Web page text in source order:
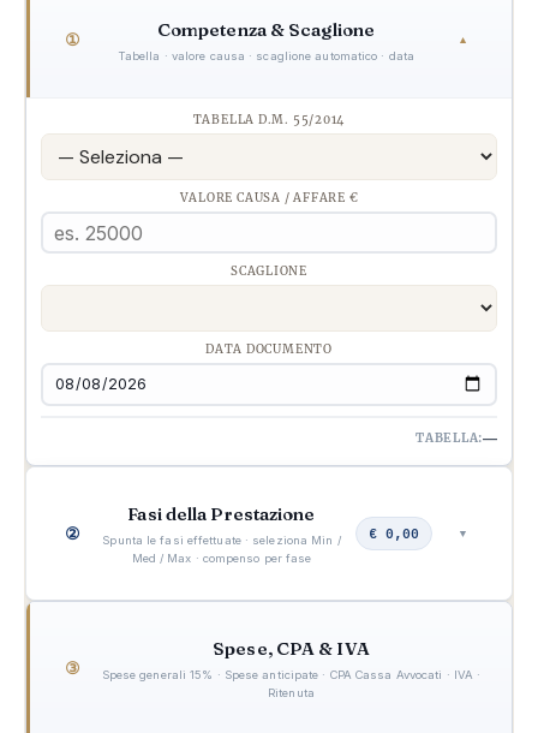
① Competenza & Scaglione
Tabella · valore causa · scaglione automatico · data
▼
TABELLA D.M. 55/2014
VALORE CAUSA / AFFARE €
SCAGLIONE
DATA DOCUMENTO
TABELLA:—
②
Fasi della Prestazione
Spunta le fasi effettuate · seleziona Min /
Med / Max · compenso per fase
€ 0,00 ▼
③
Spese, CPA & IVA
Spese generali 15% · Spese anticipate · CPA Cassa Avvocati · IVA ·
Ritenuta